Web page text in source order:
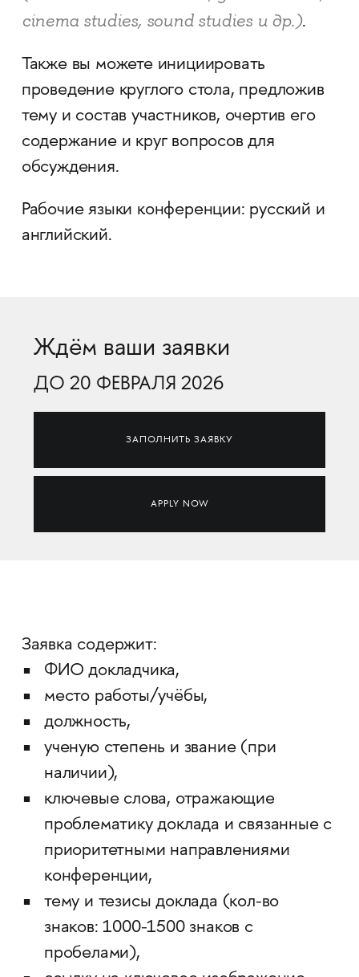
cinema studies, sound studies и др.).
Также вы можете инициировать
проведение круглого стола, предложив
тему и состав участников, очертив его
содержание и круг вопросов для
обсуждения.
Рабочие языки конференции: русский и
английский.
Ждём ваши заявки
ДО 20 ФЕВРАЛЯ 2026
ЗАПОЛНИТЬ ЗАЯВКУ
APPLY NOW
Заявка содержит:
ФИО докладчика,
место работы/учёбы,
должность,
ученую степень и звание (при
наличии),
ключевые слова, отражающие
проблематику доклада и связанные с
приоритетными направлениями
конференции,
тему и тезисы доклада (кол-во
знаков: 1000-1500 знаков с
пробелами),